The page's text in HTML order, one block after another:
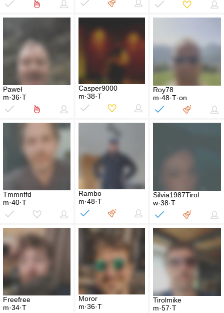
Paweł
m·36·T
Casper9000
m·38·T
Roy78
m·48·T·on
Tmmnffd
m·40·T
Rambo
m·48·T
Silvia1987Tirol
w·38·T
Freefree
m·34·T
Moror
m·36·T
Tirolmike
m·57·T